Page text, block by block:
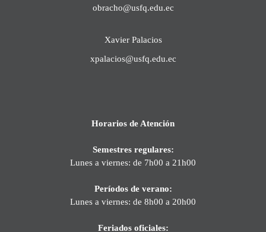
obracho@usfq.edu.ec
Xavier Palacios
xpalacios@usfq.edu.ec
Horarios de Atención
Semestres regulares:
Lunes a viernes: de 7h00 a 21h00
Períodos de verano:
Lunes a viernes: de 8h00 a 20h00
Feriados oficiales: